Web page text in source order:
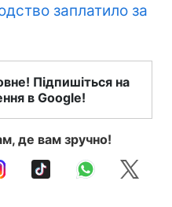
заплатило за
Підпишіться на
в Google!
де вам зручно!